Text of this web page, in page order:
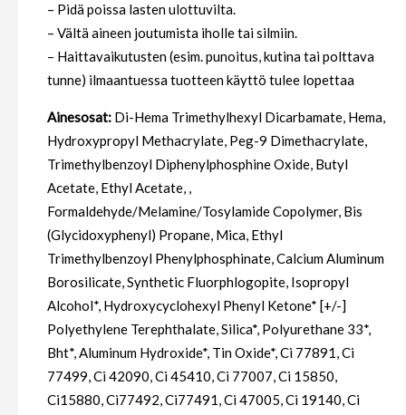
– Pidä poissa lasten ulottuvilta.
– Vältä aineen joutumista iholle tai silmiin.
– Haittavaikutusten (esim. punoitus, kutina tai polttava
tunne) ilmaantuessa tuotteen käyttö tulee lopettaa
Ainesosat: Di-Hema Trimethylhexyl Dicarbamate, Hema,
Hydroxypropyl Methacrylate, Peg-9 Dimethacrylate,
Trimethylbenzoyl Diphenylphosphine Oxide, Butyl
Acetate, Ethyl Acetate, ,
Formaldehyde/Melamine/Tosylamide Copolymer, Bis
(Glycidoxyphenyl) Propane, Mica, Ethyl
Trimethylbenzoyl Phenylphosphinate, Calcium Aluminum
Borosilicate, Synthetic Fluorphlogopite, Isopropyl
Alcohol*, Hydroxycyclohexyl Phenyl Ketone* [+/-]
Polyethylene Terephthalate, Silica*, Polyurethane 33*,
Bht*, Aluminum Hydroxide*, Tin Oxide*, Ci 77891, Ci
77499, Ci 42090, Ci 45410, Ci 77007, Ci 15850,
Ci15880, Ci77492, Ci77491, Ci 47005, Ci 19140, Ci